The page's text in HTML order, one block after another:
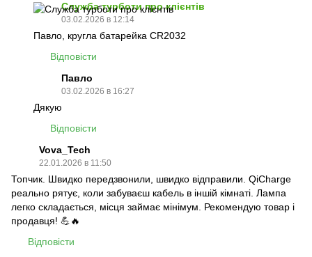
Служба турботи про клієнтів
03.02.2026 в 12:14
Павло, кругла батарейка CR2032
Відповісти
Павло
03.02.2026 в 16:27
Дякую
Відповісти
Vova_Tech
22.01.2026 в 11:50
Топчик. Швидко передзвонили, швидко відправили. QiCharge
реально рятує, коли забуваєш кабель в іншій кімнаті. Лампа
легко складається, місця займає мінімум. Рекомендую товар і
продавця! 💪🔥
Відповісти